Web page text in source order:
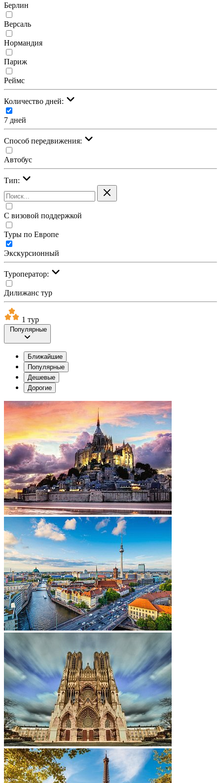
Берлин
Версаль
Нормандия
Париж
Реймс
Количество дней:
7 дней
Cпособ передвижения:
Автобус
Тип:
С визовой поддержкой
Туры по Европе
Экскурсионный
Туроператор:
Дилижанс тур
1 тур
Популярные
Ближайшие
Популярные
Дешевые
Дорогие